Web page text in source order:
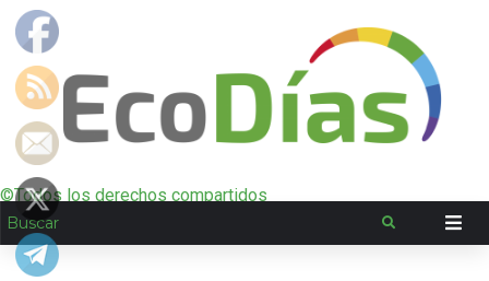
©Todos los derechos compartidos